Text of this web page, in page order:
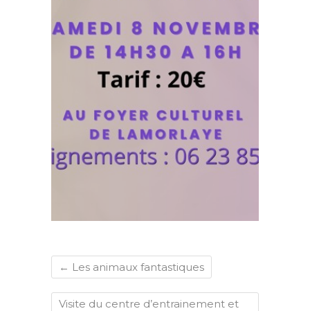
← Les animaux fantastiques
Visite du centre d’entrainement et